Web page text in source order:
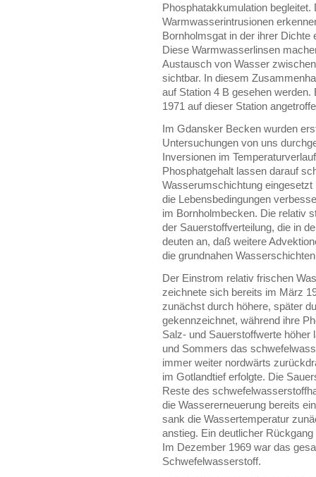
Phosphatakkumulation
Warmwasserintrusionen
Bornholmsgat in der ihrer Dichte
Diese Warmwasserlinsen
Austausch von Wasser
sichtbar. In diesem
auf Station 4 B gesehen
1971 auf dieser Station
Im Gdansker Becken wurden
Untersuchungen von uns
Inversionen im
Phosphatgehalt lassen darauf
Wasserumschichtung
die Lebensbedingungen
im Bornholmbecken. Die relativ
der Sauerstoffverteilung, die in
deuten an, daß weitere
die grundnahen
Der Einstrom relativ frischen
zeichnete sich bereits im März
zunächst durch höhere, später
gekennzeichnet, während ihre
Salz- und Sauerstoffwerte höher
und Sommers das
immer weiter nordwärts
im Gotlandtief erfolgte. Die
Reste des
die Wassererneuerung bereits
sank die Wassertemperatur
anstieg. Ein deutlicher
Im Dezember 1969 war das
Schwefelwasserstoff.